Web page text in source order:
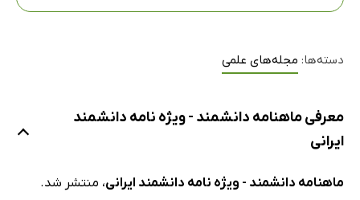
دسته‌ها: مجله‌های علمی
معرفی ماهنامه دانشمند - ویژه نامه دانشمند
ایرانی
ماهنامه دانشمند - ویژه نامه دانشمند ایرانی، منتشر شد.